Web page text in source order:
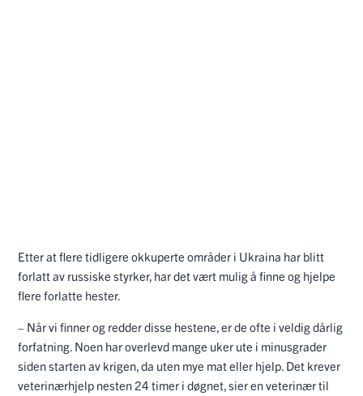
Etter at flere tidligere okkuperte områder i Ukraina har blitt
forlatt av russiske styrker, har det vært mulig å finne og hjelpe
flere forlatte hester.
– Når vi finner og redder disse hestene, er de ofte i veldig dårlig
forfatning. Noen har overlevd mange uker ute i minusgrader
siden starten av krigen, da uten mye mat eller hjelp. Det krever
veterinærhjelp nesten 24 timer i døgnet, sier en veterinær til